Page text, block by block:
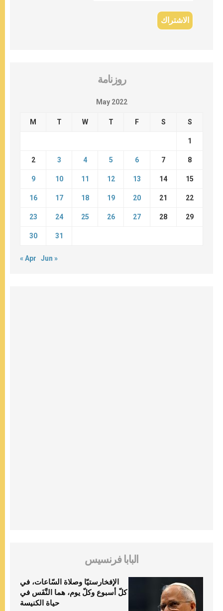
روزنامة
May 2022
M T W T F S S
1
2 3 4 5 6 7 8
9 10 11 12 13 14 15
16 17 18 19 20 21 22
23 24 25 26 27 28 29
30 31
« Apr Jun »
البابا فرنسيس
الإفخارستيّا وصلاة السّاعات، في
كلّ أسبوع وكلّ يوم، هما النَّفَس في
حياة الكنيسة